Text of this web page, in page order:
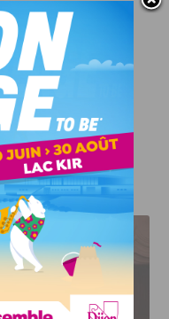
: « Ce Tour de
la française Pauline
pour Dijon une
sportives